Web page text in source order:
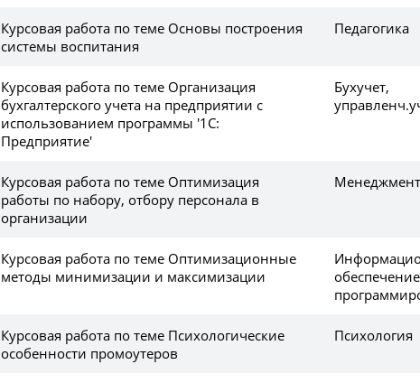
Курсовая работа по теме Основы построения
системы воспитания
Педагогика
Курсовая работа по теме Организация
бухгалтерского учета на предприятии с
использованием программы '1С:
Предприятие'
Бухучет,
Курсовая работа по теме Оптимизация
работы по набору, отбору персонала в
организации
Менеджмент
Курсовая работа по теме Оптимизационные
методы минимизации и максимизации
Курсовая работа по теме Психологические
особенности промоутеров
Психология